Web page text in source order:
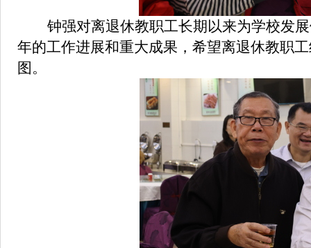
钟强对离退休教职工长期以来为学校发
年的工作进展和重大成果，希望离退休教职
图。